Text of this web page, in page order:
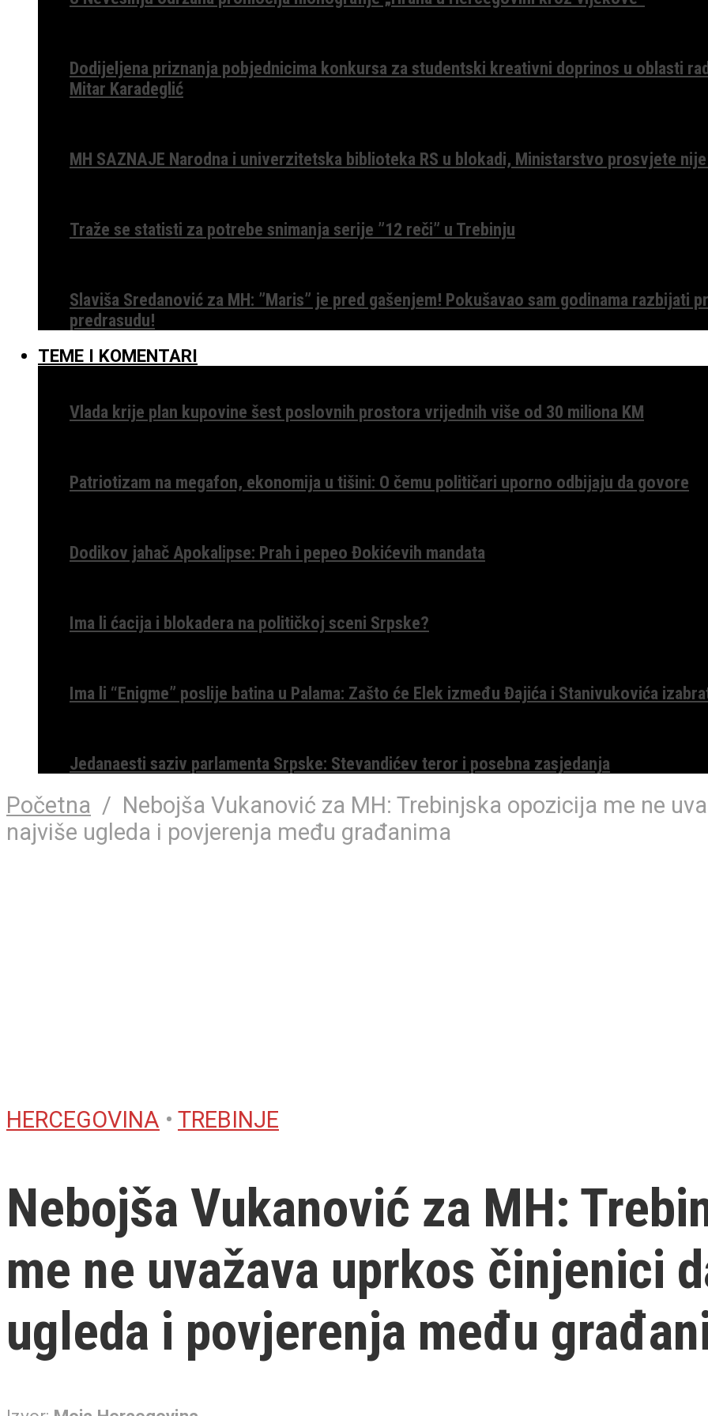
Dodijeljena priznanja pobjednicima konkursa za studentski kreativni doprinos u oblasti
Mitar Karadeglić
MH SAZNAJE Narodna i univerzitetska biblioteka RS u blokadi, Ministarstvo prosvjete nije
Traže se statisti za potrebe snimanja serije ”12 reči” u Trebinju
Slaviša Sredanović za MH: ”Maris” je pred gašenjem! Pokušavao sam godinama razbijati
predrasudu!
TEME I KOMENTARI
Vlada krije plan kupovine šest poslovnih prostora vrijednih više od 30 miliona KM
Patriotizam na megafon, ekonomija u tišini: O čemu političari uporno odbijaju da govore
Dodikov jahač Apokalipse: Prah i pepeo Đokićevih mandata
Ima li ćacija i blokadera na političkoj sceni Srpske?
Ima li “Enigme” poslije batina u Palama: Zašto će Elek između Đajića i Stanivukovića
Jedanaesti saziv parlamenta Srpske: Stevandićev teror i posebna zasjedanja
Početna / Nebojša Vukanović za MH: Trebinjska opozicija me ne
najviše ugleda i povjerenja među građanima
HERCEGOVINA • TREBINJE
Nebojša Vukanović za MH:
me ne uvažava uprkos činjenici
ugleda i povjerenja među